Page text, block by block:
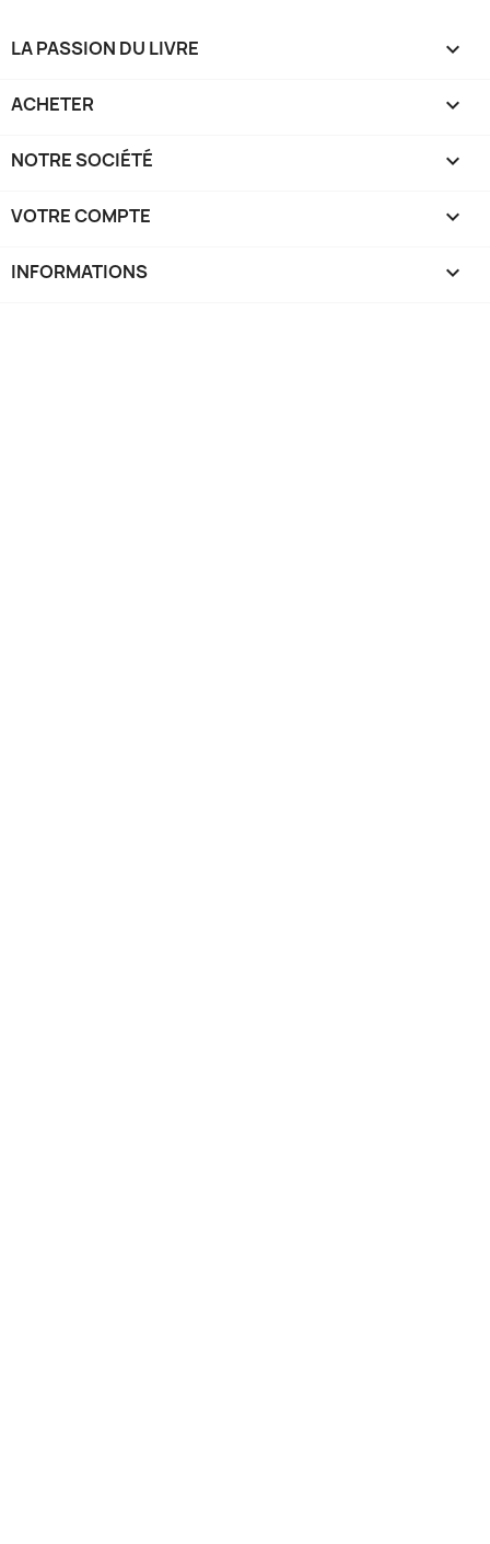
LA PASSION DU LIVRE 
ACHETER 
NOTRE SOCIÉTÉ 
VOTRE COMPTE 
INFORMATIONS keyboard_arrow_down